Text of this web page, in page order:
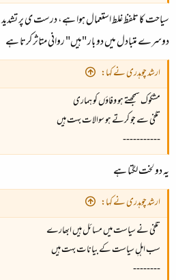
سیاحت کا تلفظ غلط استعمال ہوا ہے، درست ی پر
دوسرے متبادل میں دو بار "ہیں" روانی متاثر کرتا ہے
ارشد چوہدری نے کہا:
مشکوک سمجھتے ہو وفاؤں کو ہماری
تلخی سے جو کرتے ہو سوالات بہت ہیں
-----------
یہ دو لخت لگتا ہے
ارشد چوہدری نے کہا:
تلخی نے سیاست میں مسائل ہیں ابھارے
سب اہلِ سیاست کے بیانات بہت ہیں
--------